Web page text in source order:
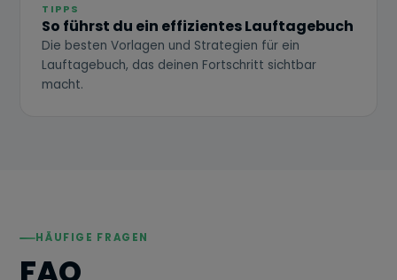
TIPPS
So führst du ein effizientes Lauftagebuch
Die besten Vorlagen und Strategien für ein
Lauftagebuch, das deinen Fortschritt sichtbar
macht.
HÄUFIGE FRAGEN